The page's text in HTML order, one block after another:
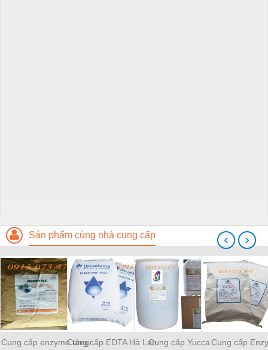
Sản phẩm cùng nhà cung cấp
Cung cấp enzyme tăngCung cấp EDTA Hà LanCung cấp YuccaCung cấp
‹ ›